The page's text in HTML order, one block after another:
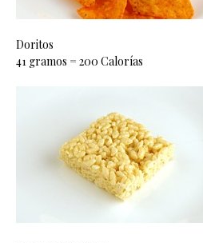
Doritos
41 gramos = 200 Calorías